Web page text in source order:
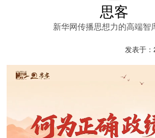
思客
新华网传播思想力的高端智
发表于